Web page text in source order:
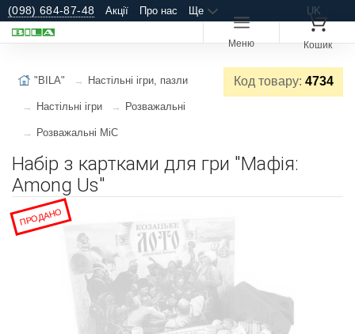
(098) 684-87-48 Акції Про нас Ще UK
Меню Кошик
Код товару: 4734
"BILA" Настільні ігри, пазли
Настільні ігри Розважальні
Розважальні MiC
Набір з картками для гри "Мафія:
Among Us"
ПРОДАНО